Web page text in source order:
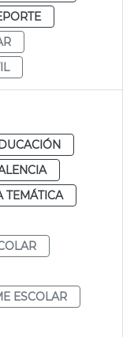
TEMÁTICA
ESCOLAR